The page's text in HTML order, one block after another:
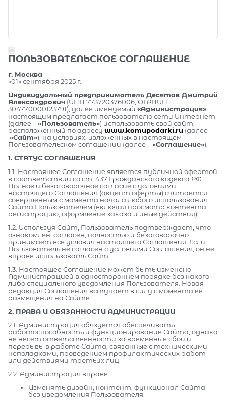
ПОЛЬЗОВАТЕЛЬСКОЕ СОГЛАШЕНИЕ
г. Москва
«01» сентября 2025 г.
Индивидуальный предприниматель Десятов Дмитрий
Александрович (ИНН 773720376006, ОГРНИП
304770000123791), далее именуемый «Администрация»
настоящим предлагает пользователю сети Интернет
(далее –«Пользователь») использовать свой сайт,
расположенный по адресу www.komupodarki.ru (далее –
«Сайт»), на условиях, изложенных в настоящем
Пользовательском соглашении (далее –«Соглашение»).
1. СТАТУС СОГЛАШЕНИЯ
1.1. Настоящее Соглашение является публичной офертой
в соответствии со ст. 437 Гражданского кодекса РФ.
Полное и безоговорочное согласие с условиями
настоящего Соглашения (акцепт оферты) считается
совершенным с момента начала любого использования
Сайта Пользователем (включая просмотр контента,
регистрацию, оформление заказа и иные действия).
1.2. Используя Сайт, Пользователь подтверждает, что
ознакомлен, согласен, полностью и безоговорочно
принимает все условия настоящего Соглашения. Если
Пользователь не согласен с условиями Соглашения, он не
вправе использовать Сайт.
1.3. Настоящее Соглашение может быть изменено
Администрацией в одностороннем порядке без какого-
либо специального уведомления Пользователя. Новая
редакция Соглашения вступает в силу с момента ее
размещения на Сайте.
2. ПРАВА И ОБЯЗАННОСТИ АДМИНИСТРАЦИИ
2.1. Администрация обязуется обеспечивать
работоспособность и функционирование Сайта, однако
не несет ответственности за временные сбои и
перерывы в работе Сайта, связанные с техническими
неполадками, проведением профилактических работ
или действиями третьих лиц.
2.2. Администрация вправе:
Изменять дизайн, контент, функционал Сайта
без уведомления Пользователя.